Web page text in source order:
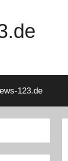
123.de